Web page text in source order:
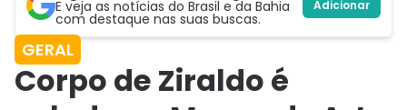
E veja as notícias do Brasil e da Bahia
com destaque nas suas buscas.
Adicionar
GERAL
Corpo de Ziraldo é